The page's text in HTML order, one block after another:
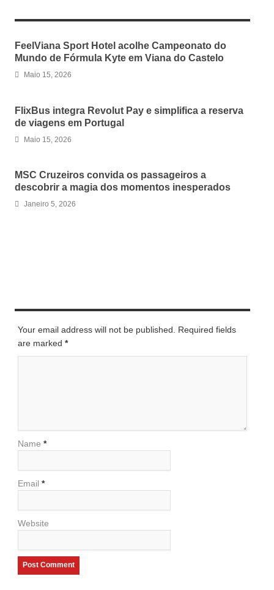
FeelViana Sport Hotel acolhe Campeonato do
Mundo de Fórmula Kyte em Viana do Castelo
Maio 15, 2026
FlixBus integra Revolut Pay e simplifica a reserva
de viagens em Portugal
Maio 15, 2026
MSC Cruzeiros convida os passageiros a
descobrir a magia dos momentos inesperados
Janeiro 5, 2026
Your email address will not be published. Required fields
are marked *
Name *
Email *
Website